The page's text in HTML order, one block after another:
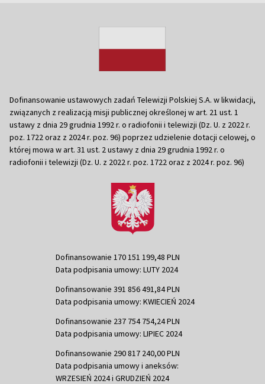
Dofinansowanie ustawowych zadań Telewizji Polskiej S.A. w likwidacji,
związanych z realizacją misji publicznej określonej w art. 21 ust. 1
ustawy z dnia 29 grudnia 1992 r. o radiofonii i telewizji (Dz. U. z 2022 r.
poz. 1722 oraz z 2024 r. poz. 96) poprzez udzielenie dotacji celowej, o
której mowa w art. 31 ust. 2 ustawy z dnia 29 grudnia 1992 r. o
radiofonii i telewizji (Dz. U. z 2022 r. poz. 1722 oraz z 2024 r. poz. 96)
Dofinansowanie 170 151 199,48 PLN
Data podpisania umowy: LUTY 2024
Dofinansowanie 391 856 491,84 PLN
Data podpisania umowy: KWIECIEŃ 2024
Dofinansowanie 237 754 754,24 PLN
Data podpisania umowy: LIPIEC 2024
Dofinansowanie 290 817 240,00 PLN
Data podpisania umowy i aneksów:
WRZESIEŃ 2024 i GRUDZIEŃ 2024